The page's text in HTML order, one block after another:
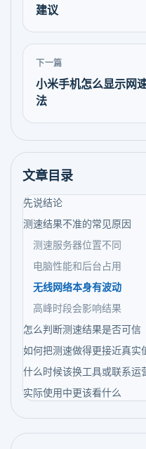
建议
下一篇
小米手机怎么显示网
法
文章目录
先说结论
测速结果不准的常见原因
测速服务器位置不同
电脑性能和后台占用
无线网络本身有波动
高峰时段会影响结果
怎么判断测速结果是否可信
如何把测速做得更接近真实
什么时候该换工具或联系运
实际使用中更该看什么